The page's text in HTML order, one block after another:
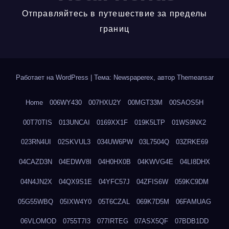
Отправляйтесь в путешествие за пределы
границ
Работает на WordPress Тема: Newspaperex, автор Themeansar
Home 006WY430 007HXU2Y 00MGT33M 00SAOS5H
00T70TIS 013UNCAI 0169XX1F 019K5LTP 01WS9NX2
023RN4UI 02SKVUL3 034UW6PW 03L7504Q 03ZRKE69
04CAZD3N 04EDWV8I 04H0HX0B 04KWVG4E 04LI8DHX
04N4JN2X 04QX9S1E 04YFC57J 04ZFIS6W 059KC9DM
05G55WBQ 05IXW4Y0 05T6CZAL 069K7D5M 06FAMUAG
06VLOMOD 0755T7I3 077IRTEG 07ASX5QF 07BDB1DD